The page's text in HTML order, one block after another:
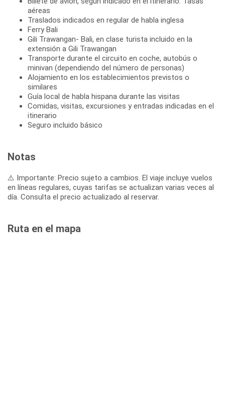
aéreas
Traslados indicados en regular de habla inglesa
Ferry Bali
Gili Trawangan- Bali, en clase turista incluido en la
extensión a Gili Trawangan
Transporte durante el circuito en coche, autobús o
minivan (dependiendo del número de personas)
Alojamiento en los establecimientos previstos o
similares
Guía local de habla hispana durante las visitas
Comidas, visitas, excursiones y entradas indicadas en el
itinerario
Seguro incluido básico
Notas
⚠️ Importante: Precio sujeto a cambios. El viaje incluye vuelos
en líneas regulares, cuyas tarifas se actualizan varias veces al
día. Consulta el precio actualizado al reservar.
Ruta en el mapa